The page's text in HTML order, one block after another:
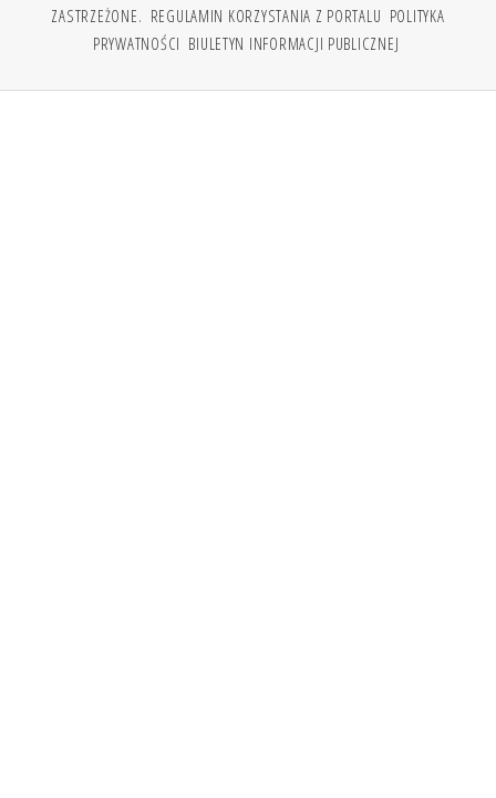
ZASTRZEŻONE. REGULAMIN KORZYSTANIA Z PORTALU POLITYKA
PRYWATNOŚCI BIULETYN INFORMACJI PUBLICZNEJ